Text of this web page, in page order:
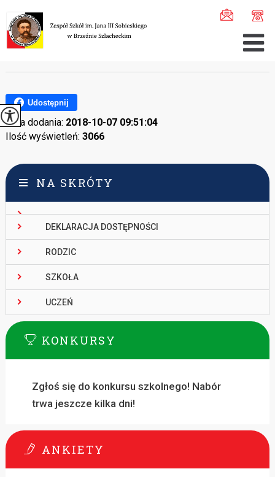
Doradztwo zawodowe ...
DORADZTWO ZAWODOWE
Udostępnij
Data dodania: 2018-10-07 09:51:04
Ilość wyświetleń: 3066
NA SKRÓTY
DEKLARACJA DOSTĘPNOŚCI
RODZIC
SZKOŁA
UCZEŃ
KONKURSY
Zgłoś się do konkursu szkolnego! Nabór
trwa jeszcze kilka dni!
ANKIETY